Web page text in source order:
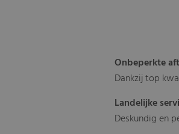
Onbeperkte
Dankzij top
Landelijke
Deskundig en